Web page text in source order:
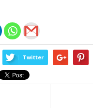
Twitter